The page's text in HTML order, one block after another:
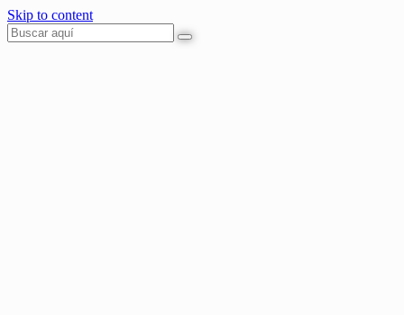
Skip to content